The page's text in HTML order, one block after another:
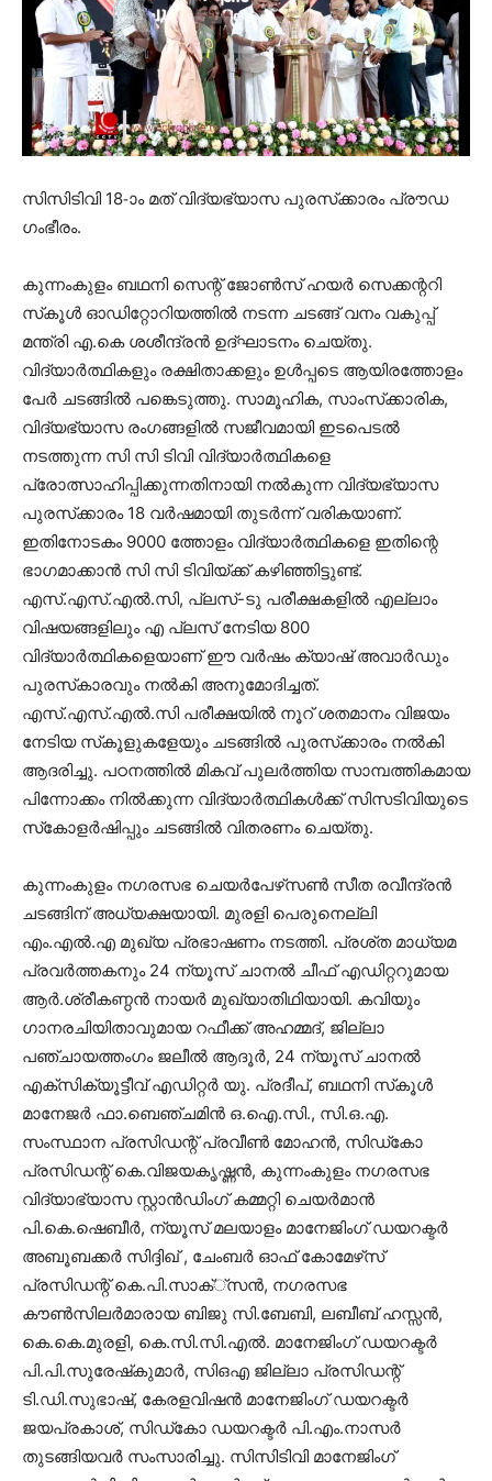
സിസിടിവി 18-ാം മത് വിദ്യഭ്യാസ പുരസ്‌ക്കാരം പ്രൗഡ
ഗംഭീരം.
കുന്നംകുളം ബഥനി സെന്റ് ജോണ്‍സ് ഹയര്‍ സെക്കന്ററി
സ്‌കൂള്‍ ഓഡിറ്റോറിയത്തില്‍ നടന്ന ചടങ്ങ് വനം വകുപ്പ്
മന്ത്രി എ.കെ ശശീന്ദ്രന്‍ ഉദ്ഘാടനം ചെയ്തു.
വിദ്യാര്‍ത്ഥികളും രക്ഷിതാക്കളും ഉള്‍പ്പടെ ആയിരത്തോളം
പേര്‍ ചടങ്ങില്‍ പങ്കെടുത്തു. സാമൂഹിക, സാംസ്‌ക്കാരിക,
വിദ്യഭ്യാസ രംഗങ്ങളില്‍ സജീവമായി ഇടപെടല്‍
നടത്തുന്ന സി സി ടിവി വിദ്യാര്‍ത്ഥികളെ
പ്രോത്സാഹിപ്പിക്കുന്നതിനായി നല്‍കുന്ന വിദ്യഭ്യാസ
പുരസ്‌ക്കാരം 18 വര്‍ഷമായി തുടര്‍ന്ന് വരികയാണ്.
ഇതിനോടകം 9000 ത്തോളം വിദ്യാര്‍ത്ഥികളെ ഇതിന്റെ
ഭാഗമാക്കാന്‍ സി സി ടിവിയ്ക്ക് കഴിഞ്ഞിട്ടുണ്ട്.
എസ്.എസ്.എല്‍.സി, പ്ലസ്-ടു പരീക്ഷകളില്‍ എല്ലാം
വിഷയങ്ങളിലും എ പ്ലസ് നേടിയ 800
വിദ്യാര്‍ത്ഥികളെയാണ് ഈ വര്‍ഷം ക്യാഷ് അവാര്‍ഡും
പുരസ്‌കാരവും നല്‍കി അനുമോദിച്ചത്.
എസ്.എസ്.എല്‍.സി പരീക്ഷയില്‍ നൂറ് ശതമാനം വിജയം
നേടിയ സ്‌കൂളുകളേയും ചടങ്ങില്‍ പുരസ്‌ക്കാരം നല്‍കി
ആദരിച്ചു. പഠനത്തില്‍ മികവ് പുലര്‍ത്തിയ സാമ്പത്തികമായ
പിന്നോക്കം നില്‍ക്കുന്ന വിദ്യാര്‍ത്ഥികള്‍ക്ക് സിസടിവിയുടെ
സ്‌കോളര്‍ഷിപ്പും ചടങ്ങില്‍ വിതരണം ചെയ്തു.
കുന്നംകുളം നഗരസഭ ചെയര്‍പേഴ്‌സണ്‍ സീത രവീന്ദ്രന്‍
ചടങ്ങിന് അധ്യക്ഷയായി. മുരളി പെരുനെല്ലി
എം.എല്‍.എ മുഖ്യ പ്രഭാഷണം നടത്തി. പ്രശ്ത മാധ്യമ
പ്രവര്‍ത്തകനും 24 ന്യൂസ് ചാനല്‍ ചീഫ് എഡിറ്ററുമായ
ആര്‍.ശ്രീകണ്ഠന്‍ നായര്‍ മുഖ്യാതിഥിയായി. കവിയും
ഗാനരചിയിതാവുമായ റഫീക്ക് അഹമ്മദ്, ജില്ലാ
പഞ്ചായത്തംഗം ജലീല്‍ ആദൂര്‍, 24 ന്യൂസ് ചാനല്‍
എക്‌സിക്യൂട്ടീവ് എഡിറ്റര്‍ യു. പ്രദീപ്, ബഥനി സ്‌കൂള്‍
മാനേജര്‍ ഫാ.ബെഞ്ചമിന്‍ ഒ.ഐ.സി., സി.ഒ.എ.
സംസ്ഥാന പ്രസിഡന്റ് പ്രവീണ്‍ മോഹന്‍, സിഡ്‌കോ
പ്രസിഡന്റ് കെ.വിജയകൃഷ്ണന്‍, കുന്നംകുളം നഗരസഭ
വിദ്യാഭ്യാസ സ്റ്റാന്‍ഡിംഗ് കമ്മറ്റി ചെയര്‍മാന്‍
പി.കെ.ഷെബീര്‍, ന്യൂസ് മലയാളം മാനേജിംഗ് ഡയറക്ടര്‍
അബൂബക്കര്‍ സിദ്ദിഖ് , ചേംബര്‍ ഓഫ് കോമേഴ്‌സ്
പ്രസിഡന്റ് കെ.പി.സാക്്‌സന്‍, നഗരസഭ
കൗണ്‍സിലര്‍മാരായ ബിജു സി.ബേബി, ലബീബ് ഹസ്സന്‍,
കെ.കെ.മുരളി, കെ.സി.സി.എല്‍. മാനേജിംഗ് ഡയറക്ടര്‍
പി.പി.സുരേഷ്‌കുമാര്‍, സിഒഎ ജില്ലാ പ്രസിഡന്റ്
ടി.ഡി.സുഭാഷ്, കേരളവിഷന്‍ മാനേജിംഗ് ഡയറക്ടര്‍
ജയപ്രകാശ്, സിഡ്‌കോ ഡയറക്ടര്‍ പി.എം.നാസര്‍
തുടങ്ങിയവര്‍ സംസാരിച്ചു. സിസിടിവി മാനേജിംഗ്